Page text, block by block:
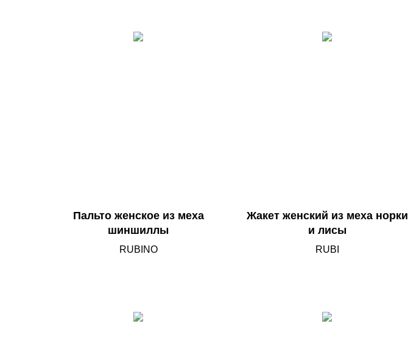
Пальто женское из меха
шиншиллы
RUBINO
Жакет женский из меха норки
и лисы
RUBI